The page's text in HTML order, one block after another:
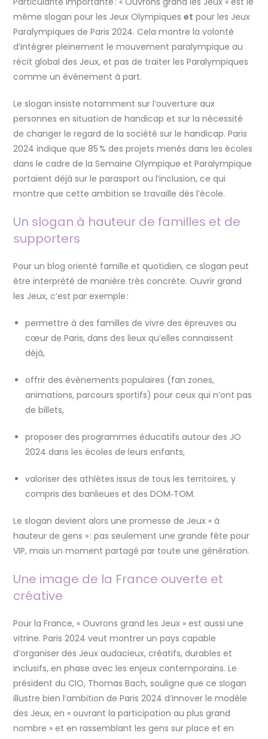
même slogan pour les Jeux Olympiqueset pour les Jeux
Paralympiques de Paris 2024. Cela montre la volonté
d’intégrer pleinement le mouvement paralympique au
récit global des Jeux, et pas de traiter les Paralympiques
comme un évènement à part.
Le slogan insiste notamment sur l’ouverture aux
personnes en situation de handicap et sur la nécessité
de changer le regard de la société sur le handicap. Paris
2024 indique que 85 % des projets menés dans les écoles
dans le cadre de la Semaine Olympique et Paralympique
portaient déjà sur le parasport ou l’inclusion, ce qui
montre que cette ambition se travaille dès l’école.
Un slogan à hauteur de familles et de
supporters
Pour un blog orienté famille et quotidien, ce slogan peut
être interprété de manière très concrète. Ouvrir grand
les Jeux, c’est par exemple :
permettre à des familles de vivre des épreuves au
cœur de Paris, dans des lieux qu’elles connaissent
déjà,
offrir des évènements populaires (fan zones,
animations, parcours sportifs) pour ceux qui n’ont pas
de billets,
proposer des programmes éducatifs autour des JO
2024 dans les écoles de leurs enfants,
valoriser des athlètes issus de tous les territoires, y
compris des banlieues et des DOM‑TOM.
Le slogan devient alors une promesse de Jeux « à
hauteur de gens » : pas seulement une grande fête pour
VIP, mais un moment partagé par toute une génération.
Une image de la France ouverte et
créative
Pour la France, « Ouvrons grand les Jeux » est aussi une
vitrine. Paris 2024 veut montrer un pays capable
d’organiser des Jeux audacieux, créatifs, durables et
inclusifs, en phase avec les enjeux contemporains. Le
président du CIO, Thomas Bach, souligne que ce slogan
illustre bien l’ambition de Paris 2024 d’innover le modèle
des Jeux, en « ouvrant la participation au plus grand
nombre » et en rassemblant les gens sur place et en